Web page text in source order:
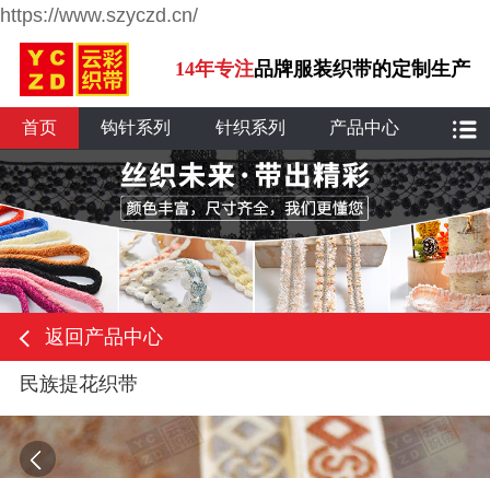
https://www.szyczd.cn/
14年专注品牌服装织带的定制生产
首页 钩针系列 针织系列 产品中心
返回产品中心
民族提花织带